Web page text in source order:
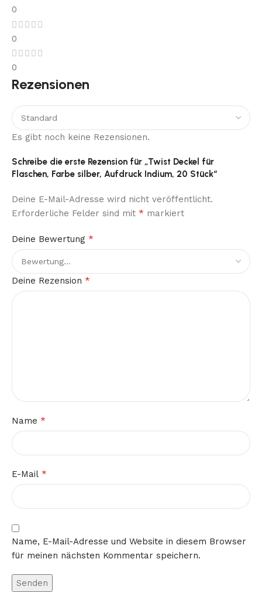
0
0
0
Rezensionen
Es gibt noch keine Rezensionen.
Schreibe die erste Rezension für „Twist Deckel für
Flaschen, Farbe silber, Aufdruck Indium, 20 Stück“
Deine E-Mail-Adresse wird nicht veröffentlicht.
Erforderliche Felder sind mit * markiert
Deine Bewertung *
Deine Rezension *
Name *
E-Mail *
Name, E-Mail-Adresse und Website in diesem Browser
für meinen nächsten Kommentar speichern.